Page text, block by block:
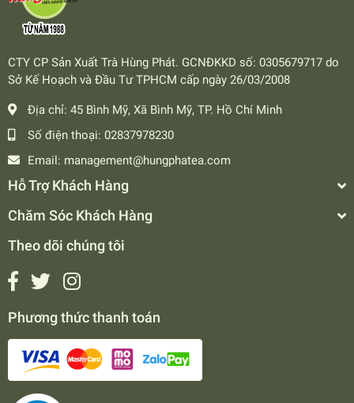
CTY CP Sản Xuất Trà Hùng Phát. GCNĐKKD số: 0305679717 do
Sở Kế Hoạch và Đầu Tư TPHCM cấp ngày 26/03/2008
Địa chỉ: 45 Bình Mỹ, Xã Bình Mỹ, TP. Hồ Chí Minh
Số điện thoại: 02837978230
Email: management@hungphatea.com
Hỗ Trợ Khách Hàng
Chăm Sóc Khách Hàng
Theo dõi chúng tôi
Phương thức thanh toán